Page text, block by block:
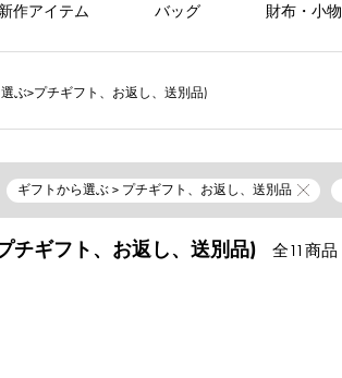
新作アイテム バッグ 財布・小物
ぶ>プチギフト、お返し、送別品)
ギフトから選ぶ > プチギフト、お返し、送別品
チギフト、お返し、送別品) 全11商品